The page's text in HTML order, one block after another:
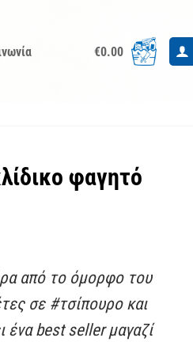
€0.00
φαγητό
από το όμορφο του
σε #τσίπουρο και
ένα best seller μαγαζί